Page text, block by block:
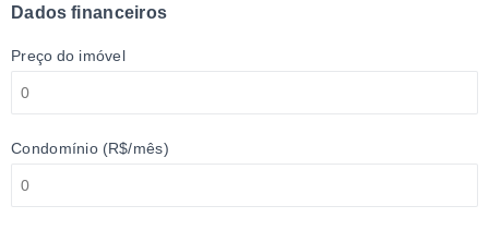
Dados financeiros
Preço do imóvel
Condomínio (R$/mês)